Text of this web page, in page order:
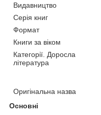
Видавництво
Серія книг
Формат
Книги за віком
Категорії. Доросла
література
Оригінальна назва
Основні